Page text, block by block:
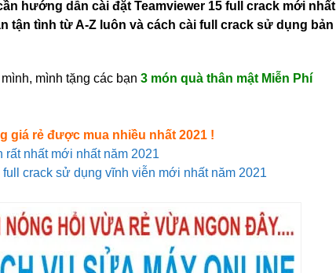
hướng dẫn cài đặt Teamviewer 15 full crack mới nhất
tận tình từ A-Z luôn và cách cài full crack sử dụng bản
mình tặng các bạn3 món quà thân mật Miễn Phí
giá rẻ được mua nhiều nhất 2021 !
nhất mới nhất năm 2021
crack sử dụng vĩnh viễn mới nhất năm 2021